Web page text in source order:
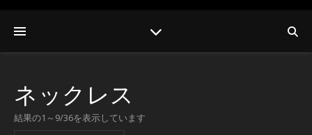
ネックレス
結果の1～9/36を表示しています